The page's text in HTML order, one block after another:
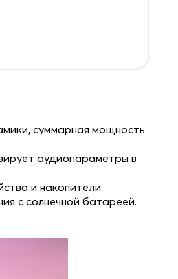
суммарная мощность
аудиопараметры в
и накопители
с солнечной батареей.